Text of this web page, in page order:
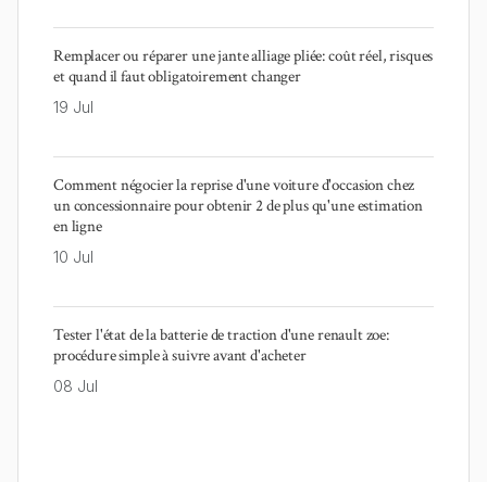
Remplacer ou réparer une jante alliage pliée: coût réel, risques
et quand il faut obligatoirement changer
19 Jul
Comment négocier la reprise d'une voiture d'occasion chez
un concessionnaire pour obtenir 2 de plus qu'une estimation
en ligne
10 Jul
Tester l'état de la batterie de traction d'une renault zoe:
procédure simple à suivre avant d'acheter
08 Jul